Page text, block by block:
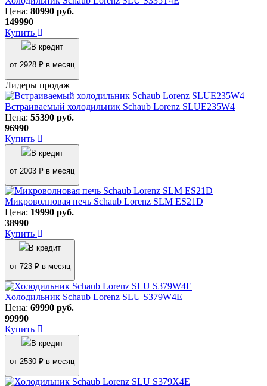
Цена: 80990 руб.
149990
Купить
В кредит
от 2928 ₽ в месяц
Лидеры продаж
Встраиваемый холодильник Schaub Lorenz SLUE235W4
Цена: 55390 руб.
96990
Купить
В кредит
от 2003 ₽ в месяц
Микроволновая печь Schaub Lorenz SLM ES21D
Цена: 19990 руб.
38990
Купить
В кредит
от 723 ₽ в месяц
Холодильник Schaub Lorenz SLU S379W4E
Цена: 69990 руб.
99990
Купить
В кредит
от 2530 ₽ в месяц